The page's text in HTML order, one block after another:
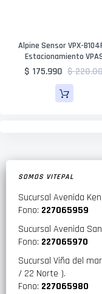
Alpine Sensor VPX-
Estacionamiento
$ 175.990 $
SOMOS VITEPAL
Sucursal Avenida
Fono: 227065959
Sucursal Avenida
Fono: 227065970
Sucursal Viña del
/ 22 Norte ).
Fono: 227065980